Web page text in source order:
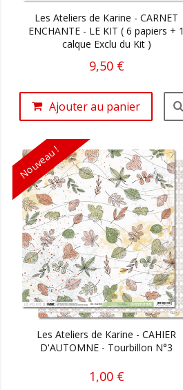
Les Ateliers de Karine - CARNET
ENCHANTE - LE KIT ( 6 papiers + 1
calque Exclu du Kit )
9,50 €
Ajouter au panier
Nouveau !
Les Ateliers de Karine - CAHIER
D'AUTOMNE - Tourbillon N°3
1,00 €